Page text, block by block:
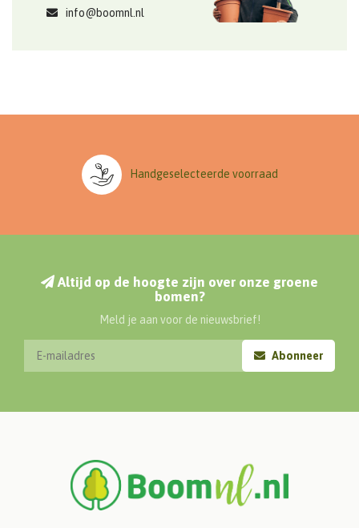
info@boomnl.nl
Handgeselecteerde voorraad
Altijd op de hoogte zijn over onze groene
bomen?
Meld je aan voor de nieuwsbrief!
Abonneer